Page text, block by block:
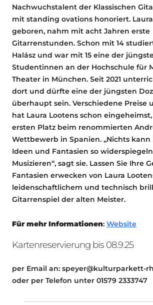
Nachwuchstalent der Klassischen
mit standing ovations honoriert. Laura
geboren, nahm mit acht Jahren erste
Gitarrenstunden. Schon mit 14
Halász und war mit 15 eine der
Studentinnen an der Hochschule für
Theater in München. Seit 2021
dort und dürfte eine der jüngsten
überhaupt sein. Verschiedene Preise
hat Laura Lootens schon
ersten Platz beim renommierten
Wettbewerb in Spanien. „Nichts kann
Ideen und Fantasien so
Musizieren“, sagt sie. Lassen Sie Ihre
Fantasien erwecken von Laura
leidenschaftlichem und technisch
Gitarrenspiel der alten Meister.
Für mehr Informationen: Website
Kartenreservierung bis 08.9.25
per Email an: speyer@kulturparkett-
oder per Telefon unter 01579 2333747